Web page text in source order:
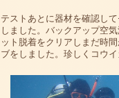
テストあとに器材を確認し
しました。バックアップ空
ット脱着をクリアしまだ時
ブをしました。珍しくコウ